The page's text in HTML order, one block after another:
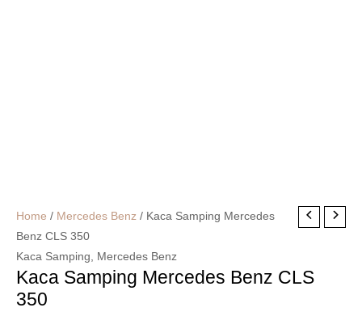
Home / Mercedes Benz / Kaca Samping Mercedes
Benz CLS 350
Kaca Samping, Mercedes Benz
Kaca Samping Mercedes Benz CLS
350